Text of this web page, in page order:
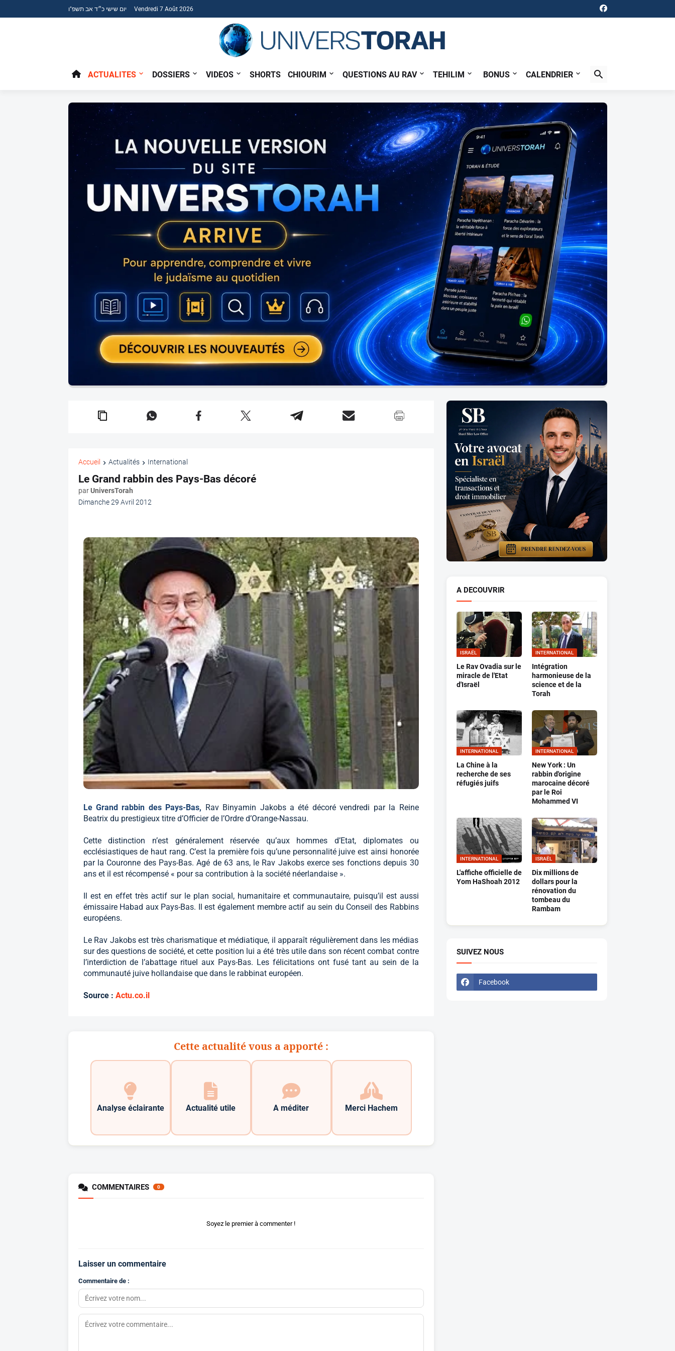
יום שישי כ״ד אב תשפ"ו Vendredi 7 Août 2026
ACTUALITES DOSSIERS VIDEOS SHORTS CHIOURIM QUESTIONS AU RAV TEHILIM BONUS CALENDRIER
Accueil Actualités International
Le Grand rabbin des Pays-Bas décoré
parUniversTorah
Dimanche 29 Avril 2012
Le Grand rabbin des Pays-Bas, Rav Binyamin Jakobs a été décoré vendredi par la Reine
Beatrix du prestigieux titre d’Officier de l’Ordre d’Orange-Nassau.
Cette distinction n’est généralement réservée qu’aux hommes d’Etat, diplomates ou
ecclésiastiques de haut rang. C’est la première fois qu’une personnalité juive est ainsi honorée
par la Couronne des Pays-Bas. Agé de 63 ans, le Rav Jakobs exerce ses fonctions depuis 30
ans et il est récompensé « pour sa contribution à la société néerlandaise ».
Il est en effet très actif sur le plan social, humanitaire et communautaire, puisqu’il est aussi
émissaire Habad aux Pays-Bas. Il est également membre actif au sein du Conseil des Rabbins
européens.
Le Rav Jakobs est très charismatique et médiatique, il apparaît régulièrement dans les médias
sur des questions de société, et cette position lui a été très utile dans son récent combat contre
l’interdiction de l’abattage rituel aux Pays-Bas. Les félicitations ont fusé tant au sein de la
communauté juive hollandaise que dans le rabbinat européen.
Source : Actu.co.il
Cette actualité vous a apporté :
Analyse éclairante Actualité utile A méditer Merci Hachem
COMMENTAIRES 0
Soyez le premier à commenter !
Laisser un commentaire
Commentaire de :
A DECOUVRIR
ISRAËL
Le Rav Ovadia sur le
miracle de l'Etat
d'Israël
INTERNATIONAL
Intégration
harmonieuse de la
science et de la
Torah
INTERNATIONAL
La Chine à la
recherche de ses
réfugiés juifs
INTERNATIONAL
New York : Un
rabbin d'origine
marocaine décoré
par le Roi
Mohammed VI
INTERNATIONAL
L'affiche officielle de
Yom HaShoah 2012
ISRAËL
Dix millions de
dollars pour la
rénovation du
tombeau du
Rambam
SUIVEZ NOUS
Facebook